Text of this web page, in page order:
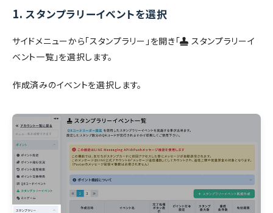
1. スタンプラリーイベントを選択
サイドメニューから「スタンプラリー」を開き「
スタンプラリーイ
ベント一覧」を選択します。
作成済みのイベントを選択します。